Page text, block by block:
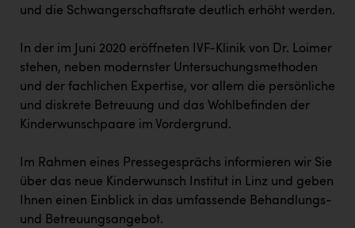
PEZ
REMAX
Resch&Frisch
RUBBLE MASTER
Ruderclub Wels
SCRI - Salzburg Cancer Research Institute
und die Schwangerschaftsrate deutlich erhöht werden.
In der im Juni 2020 eröffneten IVF-Klinik von Dr. Loimer
stehen, neben modernster Untersuchungsmethoden
und der fachlichen Expertise, vor allem die persönliche
und diskrete Betreuung und das Wohlbefinden der
Kinderwunschpaare im Vordergrund.
Im Rahmen eines Pressegesprächs informieren wir Sie
über das neue Kinderwunsch Institut in Linz und geben
Ihnen einen Einblick in das umfassende Behandlungs-
und Betreuungsangebot.